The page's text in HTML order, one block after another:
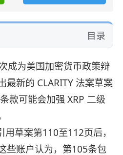
目录
成为美国加密货币政策辩
最新的 CLARITY 法案草案
款可能会加强 XRP 二级
草案第110至112页后，
些账户认为，第105条包